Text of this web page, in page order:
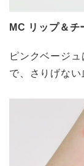
MC リップ＆
ピンクベージ
で、さりげない